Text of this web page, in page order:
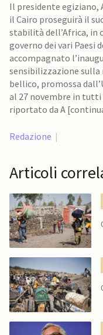
Il presidente egiziano,
il Cairo proseguirà il
stabilità dell’Africa, in
governo dei vari Paesi
accompagnato
sensibilizzazione
bellico, promossa
al 27 novembre in tutti i Paesi
riportato da A
Redazione |
Articoli